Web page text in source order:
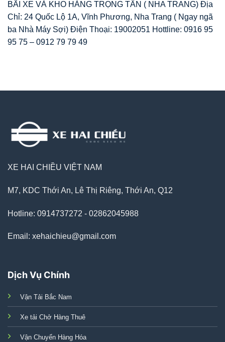
BÃI XE VÀ KHO HÀNG TRỌNG TẤN ( NHA TRANG) Địa
Chỉ: 24 Quốc Lộ 1A, Vĩnh Phương, Nha Trang ( Ngay ngã
ba Nhà Máy Sợi) Điện Thoại: 19002051 Hottline: 0916 95
95 75 – 0912 79 79 49
XE HAI CHIỀU VIỆT NAM
M7, KDC Thới An, Lê Thị Riêng, Thới An, Q12
Hotline: 0914737272 - 02862045988
Email: xehaichieu@gmail.com
Dịch Vụ Chính
Vận Tải Bắc Nam
Xe tải Chở Hàng Thuê
Vận Chuyển Hàng Hóa